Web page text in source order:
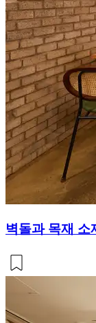
벽돌과 목재 소